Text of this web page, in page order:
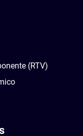
(RTV)